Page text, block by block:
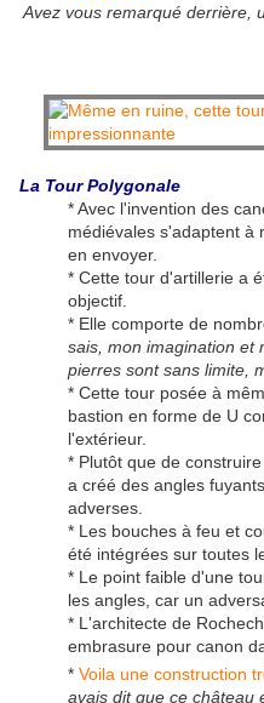
Avez vous remarqué derrière,
La Tour Polygonale
* Avec l'invention des
médiévales s'adaptent à
en envoyer.
* Cette tour d'artillerie a
objectif.
* Elle comporte de
sais, mon imagination et
pierres sont sans limite,
* Cette tour posée à
bastion en forme de U
l'extérieur.
* Plutôt que de
a créé des angles
adverses.
* Les bouches à feu et
été intégrées sur toutes
* Le point faible d'une
les angles, car un
* L'architecte de
embrasure pour canon
* Voila une construction
avais dit que ce château